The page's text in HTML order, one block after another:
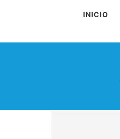
INICIO